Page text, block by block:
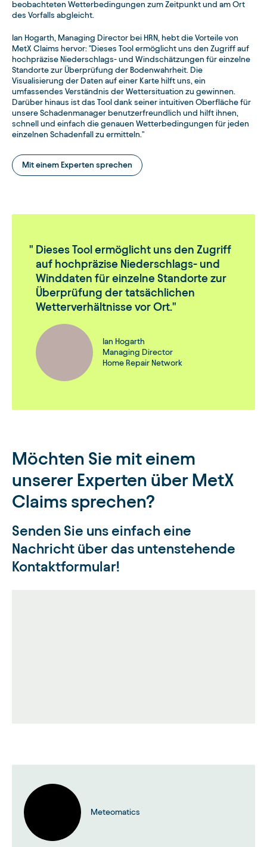
beobachteten Wetterbedingungen zum Zeitpunkt und am Ort
des Vorfalls abgleicht.
Ian Hogarth, Managing Director bei HRN, hebt die Vorteile von
MetX Claims hervor: "Dieses Tool ermöglicht uns den Zugriff auf
hochpräzise Niederschlags- und Windschätzungen für einzelne
Standorte zur Überprüfung der Bodenwahrheit. Die
Visualisierung der Daten auf einer Karte hilft uns, ein
umfassendes Verständnis der Wettersituation zu gewinnen.
Darüber hinaus ist das Tool dank seiner intuitiven Oberfläche für
unsere Schadenmanager benutzerfreundlich und hilft ihnen,
schnell und einfach die genauen Wetterbedingungen für jeden
einzelnen Schadenfall zu ermitteln."
Mit einem Experten sprechen
Ian Hogarth
Managing Director
Home Repair Network
Dieses Tool ermöglicht uns den Zugriff
auf hochpräzise Niederschlags- und
Winddaten für einzelne Standorte zur
Überprüfung der tatsächlichen
Wetterverhältnisse vor Ort.
Möchten Sie mit einem
unserer Experten über MetX
Claims sprechen?
Senden Sie uns einfach eine
Nachricht über das untenstehende
Kontaktformular!
Meteomatics